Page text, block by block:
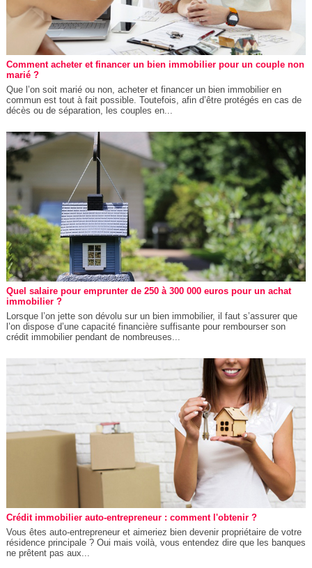
Comment acheter et financer un bien immobilier pour un couple non
marié ?
Que l’on soit marié ou non, acheter et financer un bien immobilier en
commun est tout à fait possible. Toutefois, afin d’être protégés en cas de
décès ou de séparation, les couples en...
Quel salaire pour emprunter de 250 à 300 000 euros pour un achat
immobilier ?
Lorsque l’on jette son dévolu sur un bien immobilier, il faut s’assurer que
l’on dispose d’une capacité financière suffisante pour rembourser son
crédit immobilier pendant de nombreuses...
Crédit immobilier auto-entrepreneur : comment l'obtenir ?
Vous êtes auto-entrepreneur et aimeriez bien devenir propriétaire de votre
résidence principale ? Oui mais voilà, vous entendez dire que les banques
ne prêtent pas aux...